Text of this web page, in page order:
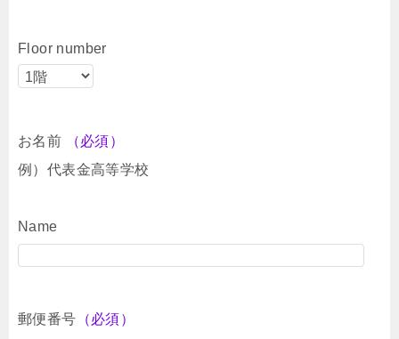
Floor number
お名前
（必須）
例）代表金高等学校
Name
郵便番号 （必須）